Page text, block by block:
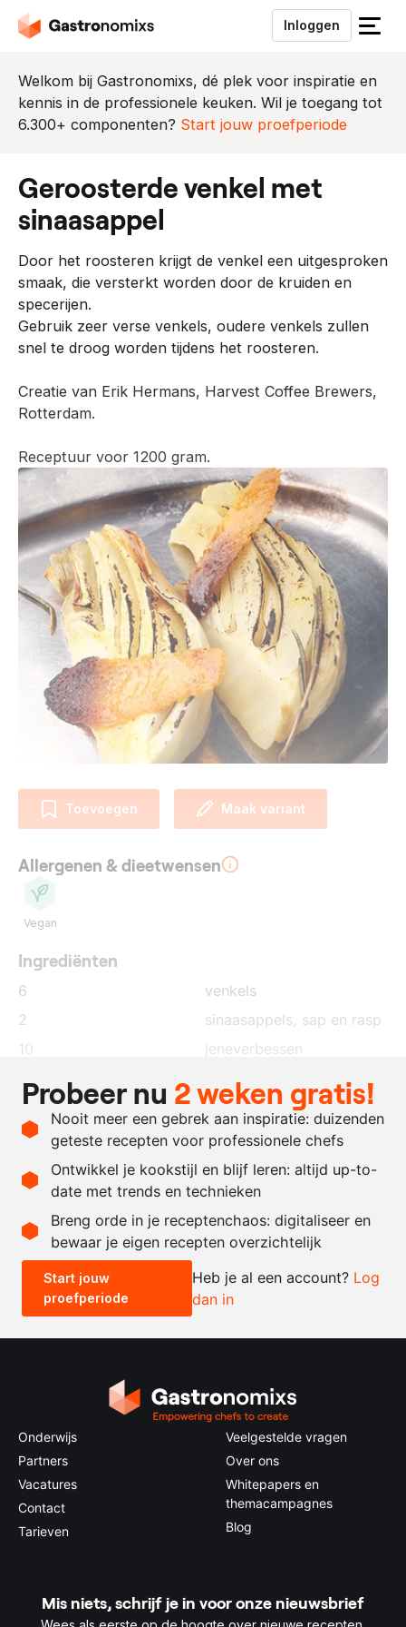
Inloggen
S
u
i
Welkom bij Gastronomixs, dé plek voor inspiratie en
kennis in de professionele keuken. Wil je toegang tot
6.300+ componenten? Start jouw proefperiode
geroosterde venkel met
sinaasappel
Door het roosteren krijgt de venkel een uitgesproken
smaak, die versterkt worden door de kruiden en
specerijen.
Gebruik zeer verse venkels, oudere venkels zullen
snel te droog worden tijdens het roosteren.
Creatie van Erik Hermans, Harvest Coffee Brewers,
Rotterdam.
Receptuur voor 1200 gram.
Toevoegen Maak variant
Allergenen & dieetwensen
Vegan
Ingrediënten
6
venkels
2
sinaasappels , sap en rasp
10
jeneverbessen
100
gram
olijfolie
naar
zwarte peper
Recept omrekenen
- +
0.5x 1x 2x
Probeer nu 2 weken gratis!
Nooit meer een gebrek aan inspiratie: duizenden
geteste recepten voor professionele chefs
Ontwikkel je kookstijl en blijf leren: altijd up-to-
date met trends en technieken
Breng orde in je receptenchaos: digitaliseer en
bewaar je eigen recepten overzichtelijk
Start jouw
proefperiode
Heb je al een account? Log
dan in
Onderwijs
Partners
Vacatures
Contact
Tarieven
Veelgestelde vragen
Over ons
Whitepapers en
themacampagnes
Blog
Mis niets, schrijf je in voor onze nieuwsbrief